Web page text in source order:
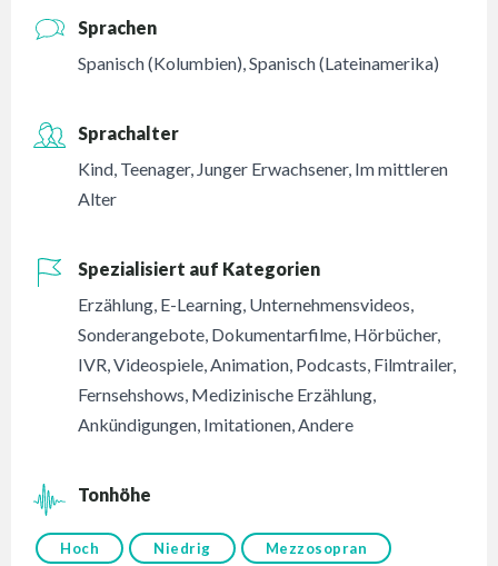
Sprachen
Spanisch (Kolumbien),Spanisch (Lateinamerika)
Sprachalter
Kind, Teenager, Junger Erwachsener, Im mittleren
Alter
Spezialisiert auf Kategorien
Erzählung, E-Learning, Unternehmensvideos,
Sonderangebote, Dokumentarfilme, Hörbücher,
IVR,Videospiele,Animation, Podcasts, Filmtrailer,
Fernsehshows, Medizinische Erzählung,
Ankündigungen, Imitationen,Andere
Tonhöhe
Hoch Niedrig Mezzosopran